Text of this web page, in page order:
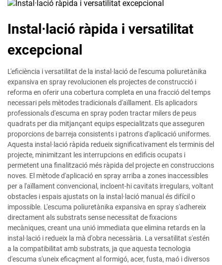
Instal·lació ràpida i versatilitat
excepcional
L'eficiència i versatilitat de la instal·lació de l'escuma poliuretànika
expansiva en spray revolucionen els projectes de construcció i
reforma en oferir una cobertura completa en una fracció del temps
necessari pels mètodes tradicionals d'aïllament. Els aplicadors
professionals d'escuma en spray poden tractar milers de peus
quadrats per dia mitjançant equips especialitzats que asseguren
proporcions de barreja consistents i patrons d'aplicació uniformes.
Aquesta instal·lació ràpida redueix significativament els terminis del
projecte, minimitzant les interrupcions en edificis ocupats i
permetent una finalització més ràpida del projecte en construccions
noves. El mètode d'aplicació en spray arriba a zones inaccessibles
per a l'aïllament convencional, incloent-hi cavitats irregulars, voltant
obstacles i espais ajustats on la instal·lació manual és difícil o
impossible. L'escuma poliuretànika expansiva en spray s'adhereix
directament als substrats sense necessitat de fixacions
mecàniques, creant una unió immediata que elimina retards en la
instal·lació i redueix la mà d'obra necessària. La versatilitat s'estén
a la compatibilitat amb substrats, ja que aquesta tecnologia
d'escuma s'uneix eficaçment al formigó, acer, fusta, maó i diversos